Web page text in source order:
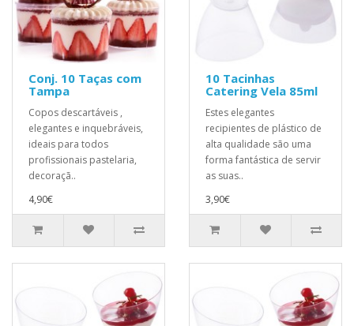
Conj. 10 Taças com
Tampa
Copos descartáveis ​,
elegantes e inquebráveis,
ideais para todos
profissionais pastelaria,
decoraçã..
4,90€
10 Tacinhas
Catering Vela 85ml
Estes elegantes
recipientes de plástico de
alta qualidade são uma
forma fantástica de servir
as suas..
3,90€